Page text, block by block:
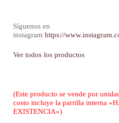
Síguenos en
instagram https://
Ver todos los productos
(Este producto se vende por
costo incluye la parrilla interna
EXISTENCIA»)